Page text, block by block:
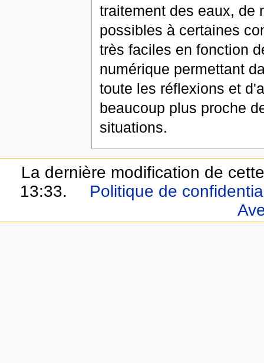
traitement des eaux, de
possibles à certaines
très faciles en fonction
numérique permettant
toute les réflexions et
beaucoup plus proche
situations.
La dernière modification de
13:33.
Politique de